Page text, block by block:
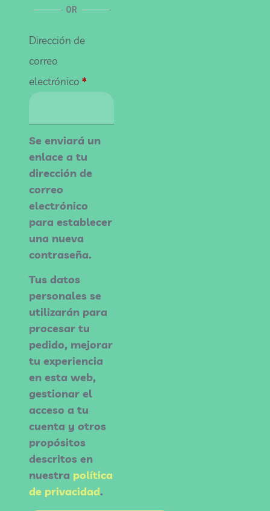
OR
Dirección de
correo
electrónico *
Se enviará un
enlace a tu
dirección de
correo
electrónico
para establecer
una nueva
contraseña.
Tus datos
personales se
utilizarán para
procesar tu
pedido, mejorar
tu experiencia
en esta web,
gestionar el
acceso a tu
cuenta y otros
propósitos
descritos en
nuestra política
de privacidad.